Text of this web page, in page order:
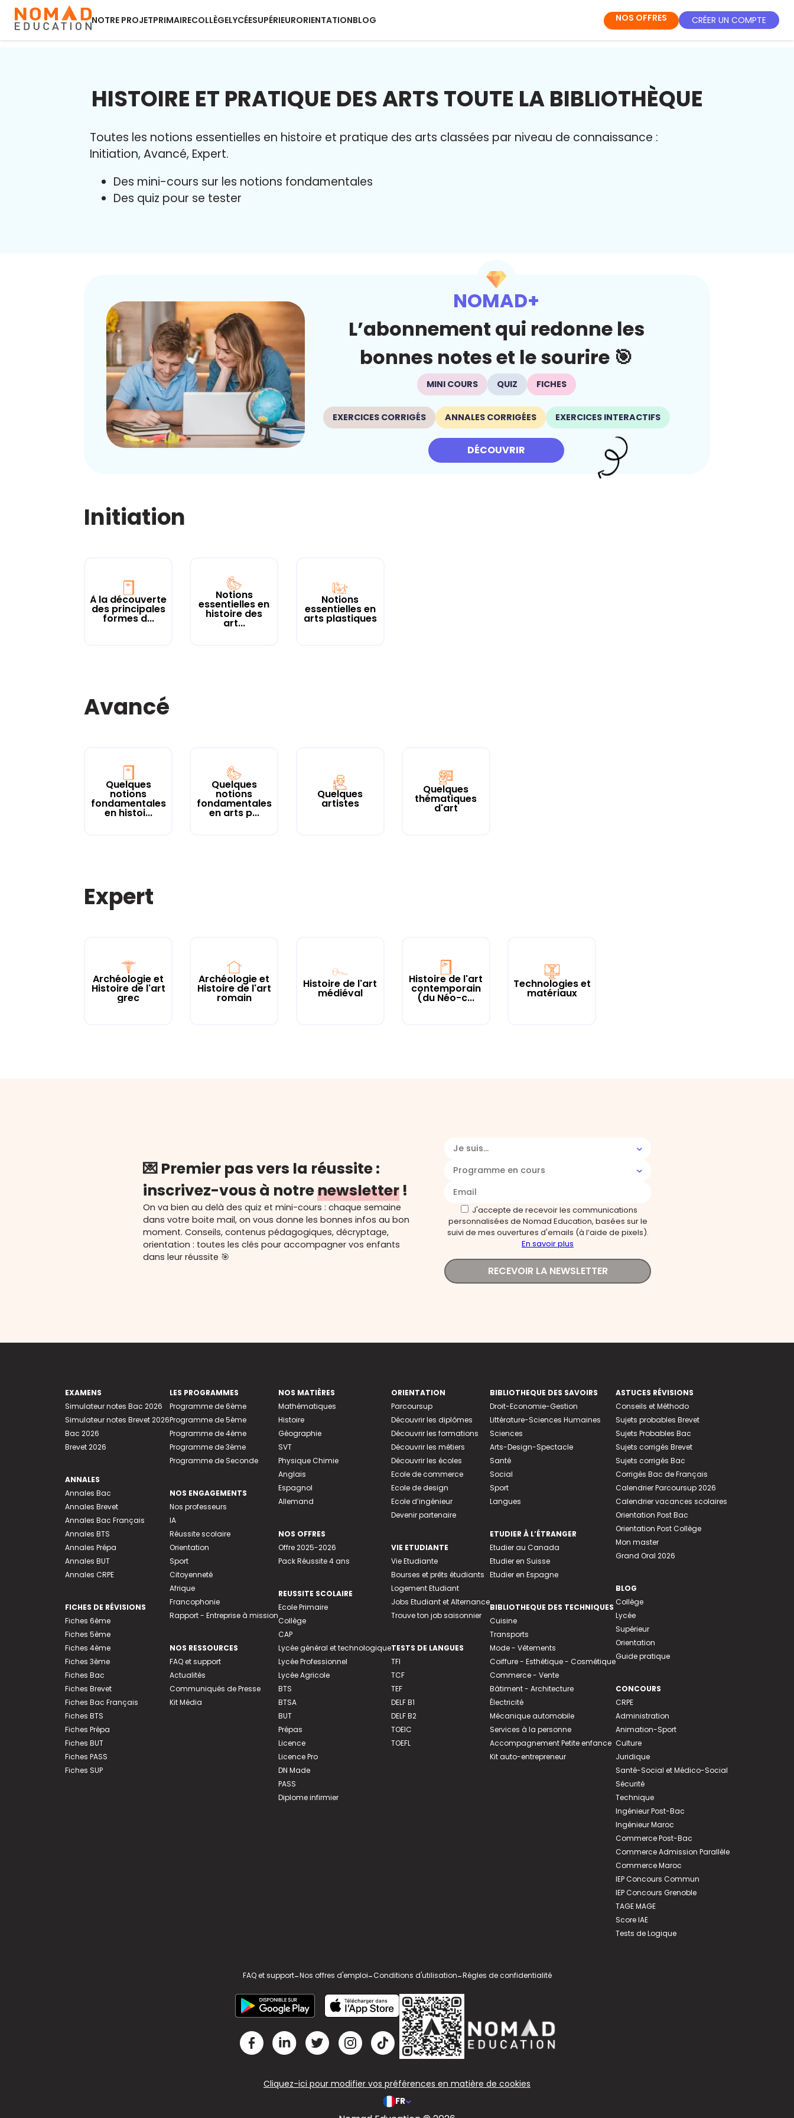
NOTRE PROJETPRIMAIRECOLLÈGELYCÉESUPÉRIEURORIENTATIONBLOG NOS OFFRES CRÉER UN COMPTE
HISTOIRE ET PRATIQUE DES ARTS TOUTE LA BIBLIOTHÈQUE
Toutes les notions essentielles en histoire et pratique des arts classées par niveau de connaissance :
Initiation, Avancé, Expert.
Des mini-cours sur les notions fondamentales
Des quiz pour se tester
NOMAD+
L’abonnement qui redonne les
bonnes notes et le sourire 🎯
MINI COURS QUIZ FICHES
EXERCICES CORRIGÉS ANNALES CORRIGÉES EXERCICES INTERACTIFS
DÉCOUVRIR
Initiation
À la découverte
des principales
formes d...
Notions
essentielles en
histoire des
art...
Notions
essentielles en
arts plastiques
Avancé
Quelques
notions
fondamentales
en histoi...
Quelques
notions
fondamentales
en arts p...
Quelques
artistes
Quelques
thématiques
d'art
Expert
Archéologie et
Histoire de l'art
grec
Archéologie et
Histoire de l'art
romain
Histoire de l'art
médiéval
Histoire de l'art
contemporain
(du Néo-c...
Technologies et
matériaux
💌 Premier pas vers la réussite :
inscrivez-vous à notrenewsletter !
On va bien au delà des quiz et mini-cours : chaque semaine
dans votre boite mail, on vous donne les bonnes infos au bon
moment. Conseils, contenus pédagogiques, décryptage,
orientation : toutes les clés pour accompagner vos enfants
dans leur réussite 🎯
Je suis...
Programme en cours
J'accepte de recevoir les communications
personnalisées de Nomad Education, basées sur le
suivi de mes ouvertures d'emails (à l’aide de pixels).
En savoir plus
RECEVOIR LA NEWSLETTER
EXAMENS
Simulateur notes Bac 2026
Simulateur notes Brevet 2026
Bac 2026
Brevet 2026
ANNALES
Annales Bac
Annales Brevet
Annales Bac Français
Annales BTS
Annales Prépa
Annales BUT
Annales CRPE
FICHES DE RÉVISIONS
Fiches 6ème
Fiches 5ème
Fiches 4ème
Fiches 3ème
Fiches Bac
Fiches Brevet
Fiches Bac Français
Fiches BTS
Fiches Prépa
Fiches BUT
Fiches PASS
Fiches SUP
LES PROGRAMMES
Programme de 6ème
Programme de 5ème
Programme de 4ème
Programme de 3ème
Programme de Seconde
NOS ENGAGEMENTS
Nos professeurs
IA
Réussite scolaire
Orientation
Sport
Citoyenneté
Afrique
Francophonie
Rapport - Entreprise à mission
NOS RESSOURCES
FAQ et support
Actualités
Communiqués de Presse
Kit Média
NOS MATIÈRES
Mathématiques
Histoire
Géographie
SVT
Physique Chimie
Anglais
Espagnol
Allemand
NOS OFFRES
Offre 2025-2026
Pack Réussite 4 ans
REUSSITE SCOLAIRE
Ecole Primaire
Collège
CAP
Lycée général et technologique
Lycée Professionnel
Lycée Agricole
BTS
BTSA
BUT
Prépas
Licence
Licence Pro
DN Made
PASS
Diplome infirmier
ORIENTATION
Parcoursup
Découvrir les diplômes
Découvrir les formations
Découvrir les métiers
Découvrir les écoles
Ecole de commerce
Ecole de design
Ecole d’ingénieur
Devenir partenaire
VIE ETUDIANTE
Vie Etudiante
Bourses et prêts étudiants
Logement Etudiant
Jobs Etudiant et Alternance
Trouve ton job saisonnier
TESTS DE LANGUES
TFI
TCF
TEF
DELF B1
DELF B2
TOEIC
TOEFL
BIBLIOTHEQUE DES SAVOIRS
Droit-Economie-Gestion
Littérature-Sciences Humaines
Sciences
Arts-Design-Spectacle
Santé
Social
Sport
Langues
ETUDIER À L’ÉTRANGER
Etudier au Canada
Etudier en Suisse
Etudier en Espagne
BIBLIOTHEQUE DES TECHNIQUES
Cuisine
Transports
Mode - Vêtements
Coiffure - Esthétique - Cosmétique
Commerce - Vente
Bâtiment - Architecture
Électricité
Mécanique automobile
Services à la personne
Accompagnement Petite enfance
Kit auto-entrepreneur
ASTUCES RÉVISIONS
Conseils et Méthodo
Sujets probables Brevet
Sujets Probables Bac
Sujets corrigés Brevet
Sujets corrigés Bac
Corrigés Bac de Français
Calendrier Parcoursup 2026
Calendrier vacances scolaires
Orientation Post Bac
Orientation Post Collège
Mon master
Grand Oral 2026
BLOG
Collège
Lycée
Supérieur
Orientation
Guide pratique
CONCOURS
CRPE
Administration
Animation-Sport
Culture
Juridique
Santé-Social et Médico-Social
Sécurité
Technique
Ingénieur Post-Bac
Ingénieur Maroc
Commerce Post-Bac
Commerce Admission Parallèle
Commerce Maroc
IEP Concours Commun
IEP Concours Grenoble
TAGE MAGE
Score IAE
Tests de Logique
FAQ et support-Nos offres d'emploi-Conditions d'utilisation-Règles de confidentialité
Cliquez-ici pour modifier vos préférences en matière de cookies
FR